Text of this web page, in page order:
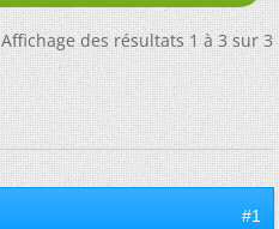
Affichage des résultats 1 à 3 sur 3
#1